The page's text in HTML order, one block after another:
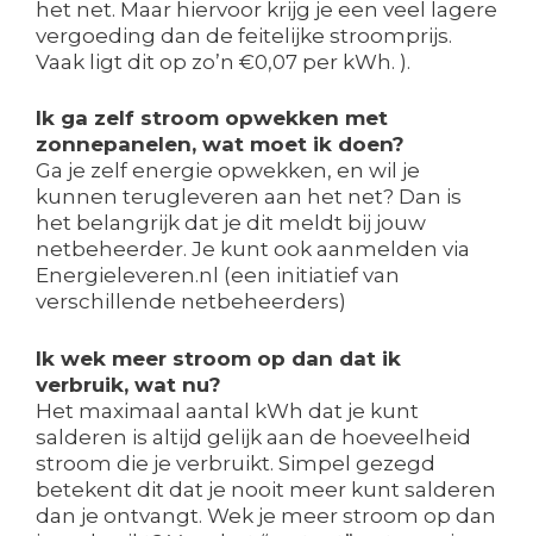
het net. Maar hiervoor krijg je een veel lagere
vergoeding dan de feitelijke stroomprijs.
Vaak ligt dit op zo’n €0,07 per kWh. ).
Ik ga zelf stroom opwekken met
zonnepanelen, wat moet ik doen?
Ga je zelf energie opwekken, en wil je
kunnen terugleveren aan het net? Dan is
het belangrijk dat je dit meldt bij jouw
netbeheerder. Je kunt ook aanmelden via
Energieleveren.nl (een initiatief van
verschillende netbeheerders)
Ik wek meer stroom op dan dat ik
verbruik, wat nu?
Het maximaal aantal kWh dat je kunt
salderen is altijd gelijk aan de hoeveelheid
stroom die je verbruikt. Simpel gezegd
betekent dit dat je nooit meer kunt salderen
dan je ontvangt. Wek je meer stroom op dan